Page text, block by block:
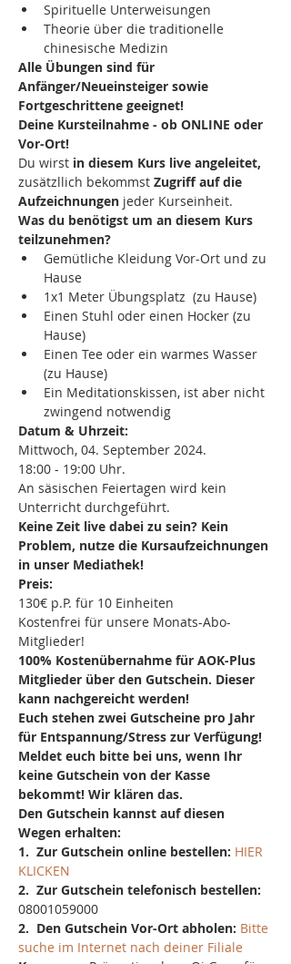
Spirituelle Unterweisungen
Theorie über die traditionelle
chinesische Medizin
Alle Übungen sind für
Anfänger/Neueinsteiger sowie
Fortgeschrittene geeignet!
Deine Kursteilnahme - ob ONLINE oder
Vor-Ort!
Du wirst in diesem Kurs live angeleitet,
zusätzllich bekommst Zugriff auf die
Aufzeichnungen jeder Kurseinheit.
Was du benötigst um an diesem Kurs
teilzunehmen?
Gemütliche Kleidung Vor-Ort und zu
Hause
1x1 Meter Übungsplatz  (zu Hause)
Einen Stuhl oder einen Hocker (zu
Hause)
Einen Tee oder ein warmes Wasser
(zu Hause)
Ein Meditationskissen, ist aber nicht
zwingend notwendig
Datum & Uhrzeit:
Mittwoch, 04. September 2024.
18:00 - 19:00 Uhr.
An säsischen Feiertagen wird kein
Unterricht durchgeführt.
Keine Zeit live dabei zu sein? Kein
Problem, nutze die Kursaufzeichnungen
in unser Mediathek!
Preis:
130€ p.P. für 10 Einheiten
Kostenfrei für unsere Monats-Abo-
Mitglieder!
100% Kostenübernahme für AOK-Plus
Mitglieder über den Gutschein. Dieser
kann nachgereicht werden!
Euch stehen zwei Gutscheine pro Jahr
für Entspannung/Stress zur Verfügung!
Meldet euch bitte bei uns, wenn Ihr
keine Gutschein von der Kasse
bekommt! Wir klären das.
Den Gutschein kannst auf diesen
Wegen erhalten:
1.  Zur Gutschein online bestellen: HIER
KLICKEN
2.  Zur Gutschein telefonisch bestellen:
08001059000
2.  Den Gutschein Vor-Ort abholen: Bitte
suche im Internet nach deiner Filiale